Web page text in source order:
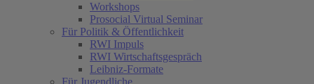
Workshops
Prosocial Virtual Seminar
Für Politik & Öffentlichkeit
RWI Impuls
RWI Wirtschaftsgespräch
Leibniz-Formate
Für Jugendliche